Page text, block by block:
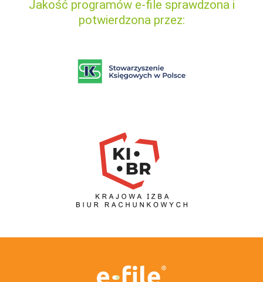
Jakość programów e-file sprawdzona i
potwierdzona przez: